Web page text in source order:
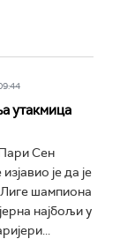
утакмица
Сен
је да је
шампиона
најбољи у